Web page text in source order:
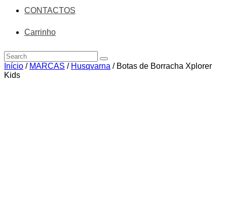
CONTACTOS
Carrinho
Início / MARCAS / Husqvarna / Botas de Borracha Xplorer
Kids